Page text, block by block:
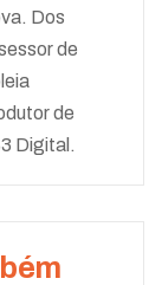
Dos
de
de
Digital.